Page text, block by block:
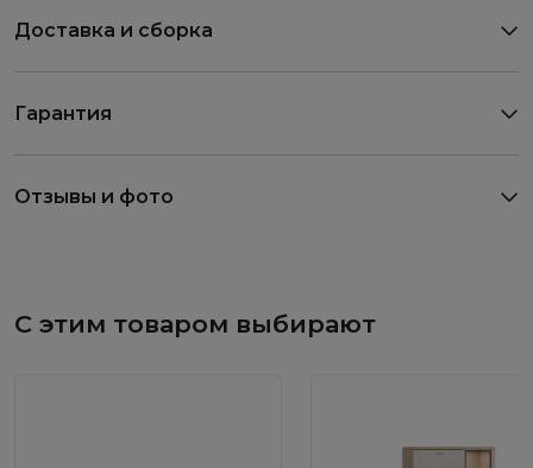
Доставка и сборка
Гарантия
Отзывы и фото
С этим товаром выбирают